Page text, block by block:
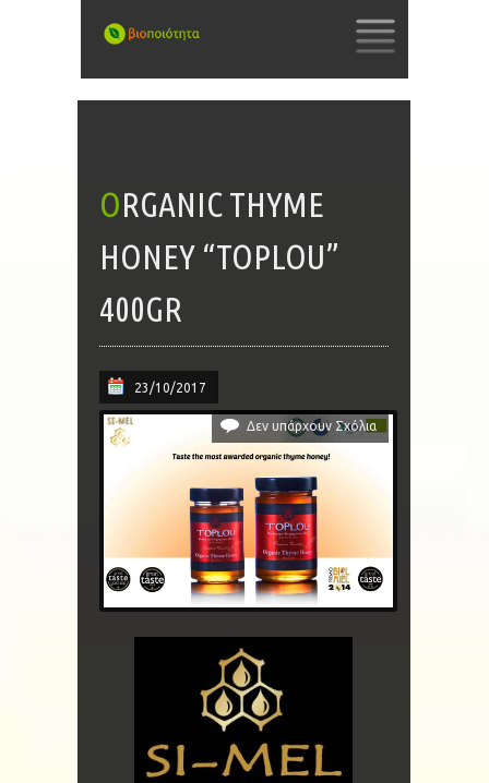
TO
ORGANIC THYME
HONEY “TOPLOU”
400GR
23/10/2017
Δεν υπάρχουν Σχόλια